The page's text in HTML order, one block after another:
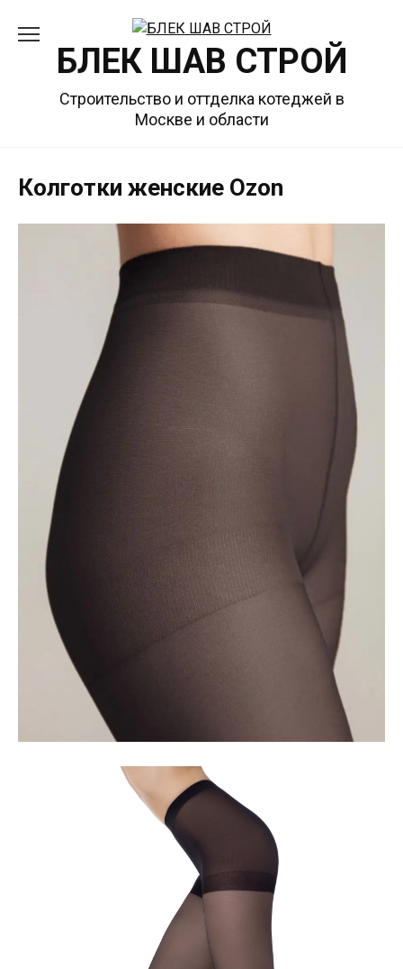
содержаниюБЛЕК ШАВ СТРОЙ
Строительство и оттделка котеджей в
Москве и области
Колготки женские Ozon